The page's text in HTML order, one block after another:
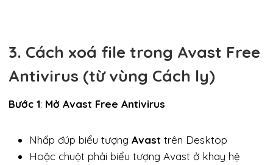
3. Cách xoá file trong Avast Free
Antivirus (từ vùng Cách ly)
Bước 1: Mở Avast Free Antivirus
Nhấp đúp biểu tượng Avast trên Desktop
Hoặc chuột phải biểu tượng Avast ở khay hệ